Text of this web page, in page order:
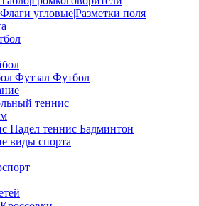
Флаги угловые|Разметки поля
Футзал Футбол
теннис
Падел теннис Бадминтон
виды спорта